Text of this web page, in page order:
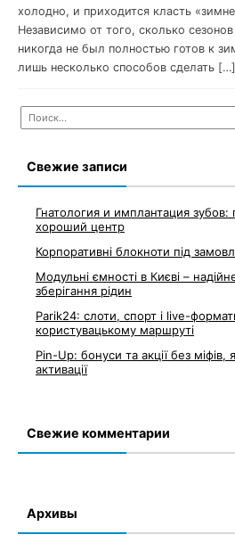
холодно, и приходится класть
Независимо от того, сколько
никогда не был полностью готов к
лишь несколько способов сделать […]
Найти:
Свежие записи
Гнатология и имплантация
хороший центр
Корпоративні блокноти під
Модульні ємності в Києві –
зберігання рідин
Parik24: слоти, спорт і live-
користувацькому маршруті
Pin-Up: бонуси та акції без міфів,
активації
Свежие комментарии
Архивы